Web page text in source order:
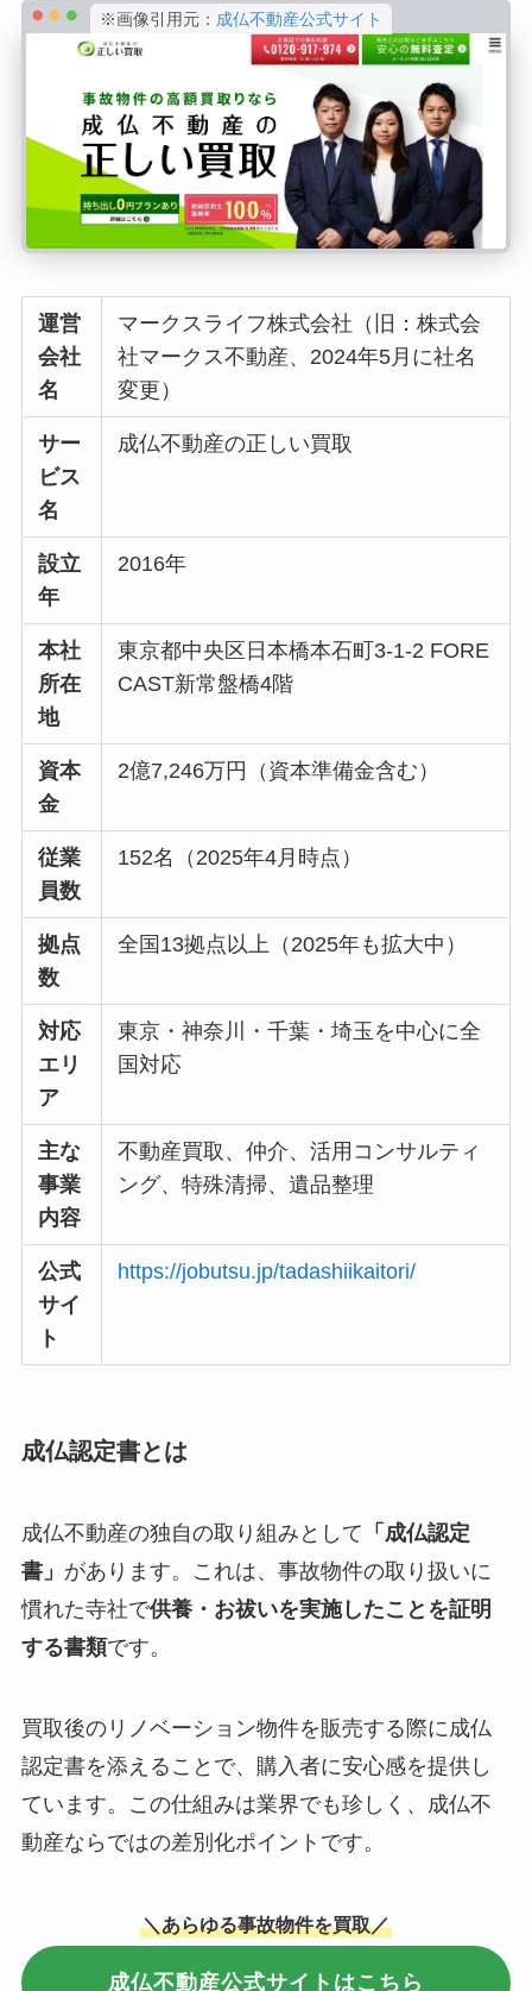
※画像引用元： 成仏不動産公式サイト
運営
会社
名
マークスライフ株式会社（旧：株式会
社マークス不動産、2024年5月に社名
変更）
サー
ビス
名
成仏不動産の正しい買取
設立
年
2016年
本社
所在
地
東京都中央区日本橋本石町3-1-2 FORE
CAST新常盤橋4階
資本
金
2億7,246万円（資本準備金含む）
従業
員数
152名（2025年4月時点）
拠点
数
全国13拠点以上（2025年も拡大中）
対応
エリ
ア
東京・神奈川・千葉・埼玉を中心に全
国対応
主な
事業
内容
不動産買取、仲介、活用コンサルティ
ング、特殊清掃、遺品整理
公式
サイ
ト
https://jobutsu.jp/tadashiikaitori/
成仏認定書とは
成仏不動産の独自の取り組みとして 「成仏認定
書」 があります。これは、事故物件の取り扱いに
慣れた寺社で供養・お祓いを実施したことを証明
する書類です。
買取後のリノベーション物件を販売する際に成仏
認定書を添えることで、購入者に安心感を提供し
ています。この仕組みは業界でも珍しく、成仏不
動産ならではの差別化ポイントです。
＼あらゆる事故物件を買取／
成仏不動産公式サイトはこちら